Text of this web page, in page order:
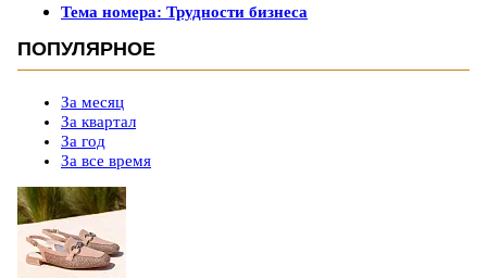
Тема номера: Трудности бизнеса
ПОПУЛЯРНОЕ
За месяц
За квартал
За год
За все время